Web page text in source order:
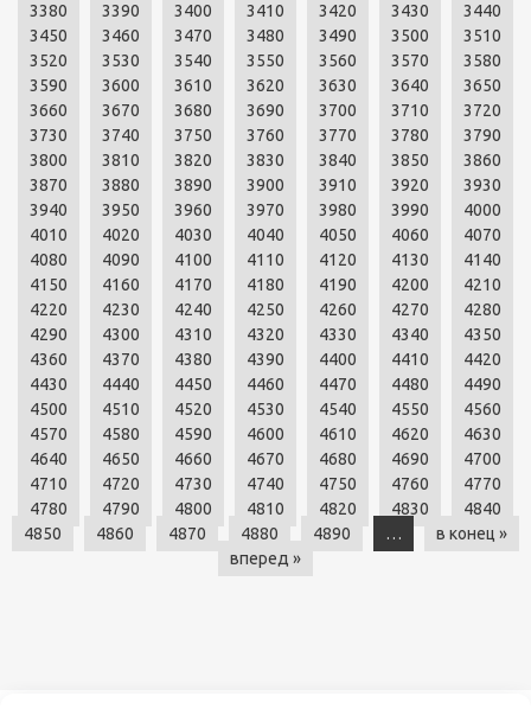
3380
3390 3400 3410 3420 3430
3440
3450
3460 3470 3480 3490 3500
3510
3520
3530 3540 3550 3560 3570
3580
3590
3600 3610 3620 3630 3640
3650
3660
3670 3680 3690 3700 3710
3720
3730
3740 3750 3760 3770 3780
3790
3800
3810 3820 3830 3840 3850
3860
3870
3880 3890 3900 3910 3920
3930
3940
3950 3960 3970 3980 3990
4000
4010
4020 4030 4040 4050 4060
4070
4080
4090 4100 4110 4120 4130
4140
4150
4160 4170 4180 4190 4200
4210
4220
4230 4240 4250 4260 4270
4280
4290
4300 4310 4320 4330 4340
4350
4360
4370 4380 4390 4400 4410
4420
4430
4440 4450 4460 4470 4480
4490
4500
4510 4520 4530 4540 4550
4560
4570
4580 4590 4600 4610 4620
4630
4640
4650 4660 4670 4680 4690
4700
4710
4720 4730 4740 4750 4760
4770
4780
4790 4800 4810 4820 4830
4840
4850
4860 4870 4880 4890 …
в конец »
вперед »